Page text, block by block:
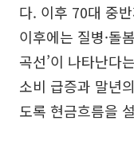
다. 이후 70대 중
이후에는 질병·돌
곡선’이 나타난다
소비 급증과 말년
도록 현금흐름을